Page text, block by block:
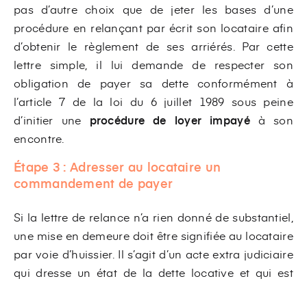
pas d’autre choix que de jeter les bases d’une
procédure en relançant par écrit son locataire afin
d’obtenir le règlement de ses arriérés. Par cette
lettre simple, il lui demande de respecter son
obligation de payer sa dette conformément à
l’article 7 de la loi du 6 juillet 1989 sous peine
d’initier une
procédure de loyer impayé à son
encontre.
Étape 3 : Adresser au locataire un
commandement de payer
Si la lettre de relance n’a rien donné de substantiel,
une mise en demeure doit être signifiée au locataire
par voie d’huissier. Il s’agit d’un acte extra judiciaire
qui dresse un état de la dette locative et qui est